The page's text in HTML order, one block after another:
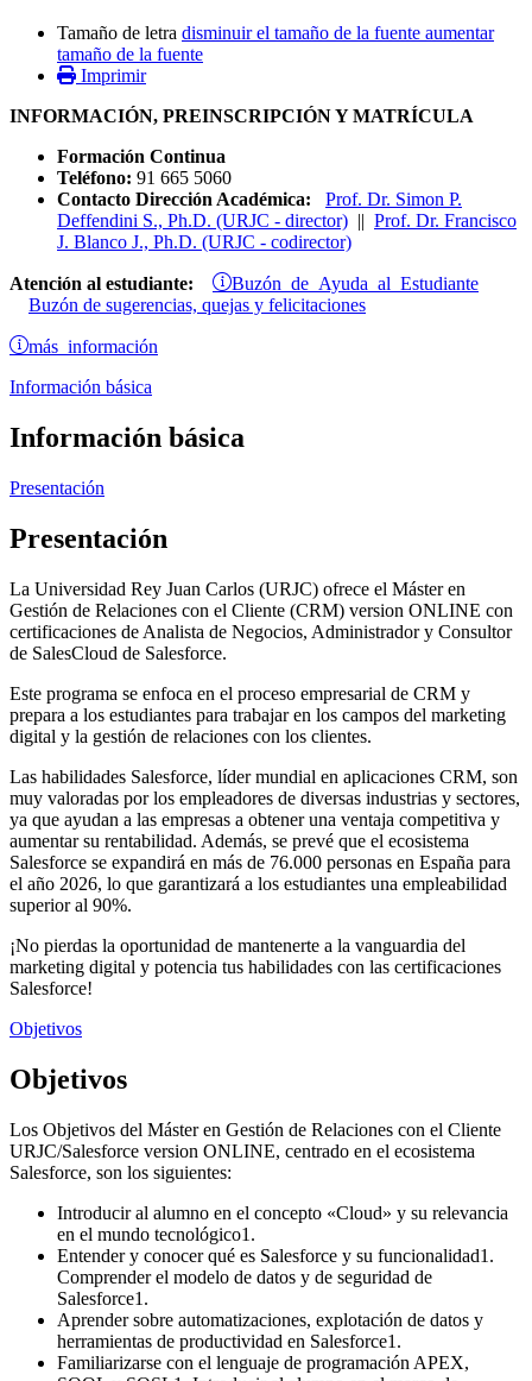
Tamaño de letra disminuir el tamaño de la fuente aumentar
tamaño de la fuente
Imprimir
INFORMACIÓN, PREINSCRIPCIÓN Y MATRÍCULA
Formación Continua
Teléfono: 91 665 5060
Contacto Dirección Académica: Prof. Dr. Simon P.
Deffendini S., Ph.D. (URJC - director) || Prof. Dr. Francisco
J. Blanco J., Ph.D. (URJC - codirector)
Atención al estudiante: Buzón de Ayuda al Estudiante
Buzón de sugerencias, quejas y felicitaciones
más información
Información básica
Información básica
Presentación
Presentación
La Universidad Rey Juan Carlos (URJC) ofrece el Máster en
Gestión de Relaciones con el Cliente (CRM) version ONLINE con
certificaciones de Analista de Negocios, Administrador y Consultor
de SalesCloud de Salesforce.
Este programa se enfoca en el proceso empresarial de CRM y
prepara a los estudiantes para trabajar en los campos del marketing
digital y la gestión de relaciones con los clientes.
Las habilidades Salesforce, líder mundial en aplicaciones CRM, son
muy valoradas por los empleadores de diversas industrias y sectores,
ya que ayudan a las empresas a obtener una ventaja competitiva y
aumentar su rentabilidad. Además, se prevé que el ecosistema
Salesforce se expandirá en más de 76.000 personas en España para
el año 2026, lo que garantizará a los estudiantes una empleabilidad
superior al 90%.
¡No pierdas la oportunidad de mantenerte a la vanguardia del
marketing digital y potencia tus habilidades con las certificaciones
Salesforce!
Objetivos
Objetivos
Los Objetivos del Máster en Gestión de Relaciones con el Cliente
URJC/Salesforce version ONLINE, centrado en el ecosistema
Salesforce, son los siguientes:
Introducir al alumno en el concepto «Cloud» y su relevancia
en el mundo tecnológico1.
Entender y conocer qué es Salesforce y su funcionalidad1.
Comprender el modelo de datos y de seguridad de
Salesforce1.
Aprender sobre automatizaciones, explotación de datos y
herramientas de productividad en Salesforce1.
Familiarizarse con el lenguaje de programación APEX,